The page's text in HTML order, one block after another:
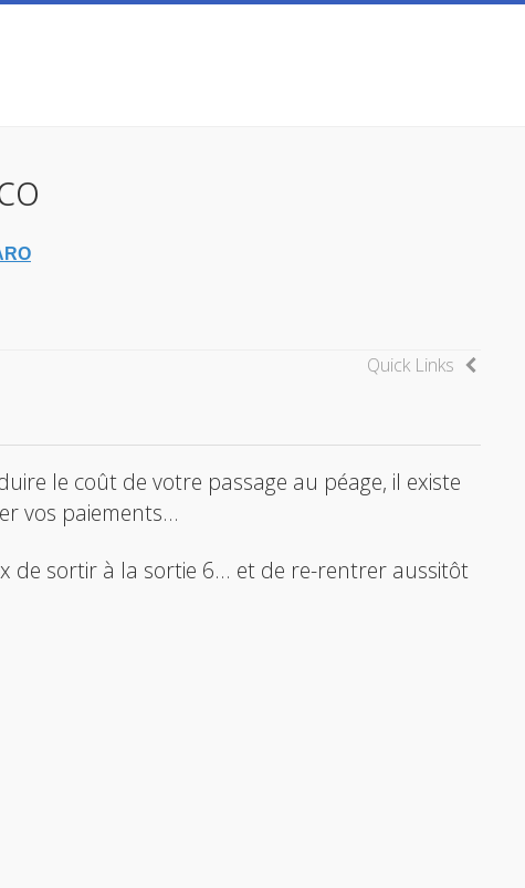
Quick Links
le coût de votre passage au péage, il existe
vos paiements...
de sortir à la sortie 6... et de re-rentrer aussitôt